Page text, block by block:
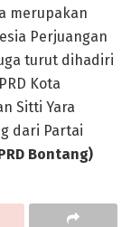
merupakan
Perjuangan
turut dihadiri
Kota
Sitti Yara
dari Partai
Bontang)